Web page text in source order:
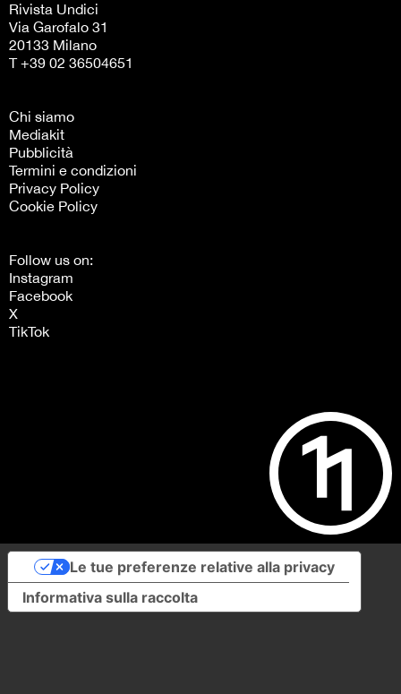
Rivista Undici
Via Garofalo 31
20133 Milano
T +39 02 36504651
Chi siamo
Mediakit
Pubblicità
Termini e condizioni
Privacy Policy
Cookie Policy
Follow us on:
Instagram
Facebook
X
TikTok
Informativa sulla raccolta
Le tue preferenze relative alla privacy